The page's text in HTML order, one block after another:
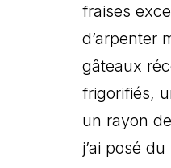
fraises
d’arpenter
gâteaux
frigorifiés,
un rayon
j’ai posé